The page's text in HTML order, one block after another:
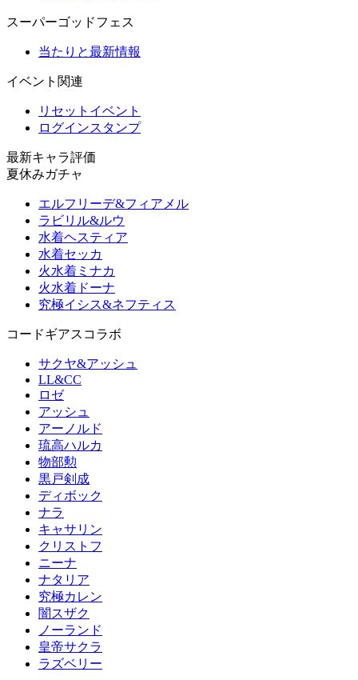
スーパーゴッドフェス
当たりと最新情報
イベント関連
リセットイベント
ログインスタンプ
最新キャラ評価
夏休みガチャ
エルフリーデ&フィアメル
ラビリル&ルウ
水着ヘスティア
水着セッカ
火水着ミナカ
火水着ドーナ
究極イシス&ネフティス
コードギアスコラボ
サクヤ&アッシュ
LL&CC
ロゼ
アッシュ
アーノルド
琉高ハルカ
物部勲
黒戸剣成
ディボック
ナラ
キャサリン
クリストフ
ニーナ
ナタリア
究極カレン
闇スザク
ノーランド
皇帝サクラ
ラズベリー